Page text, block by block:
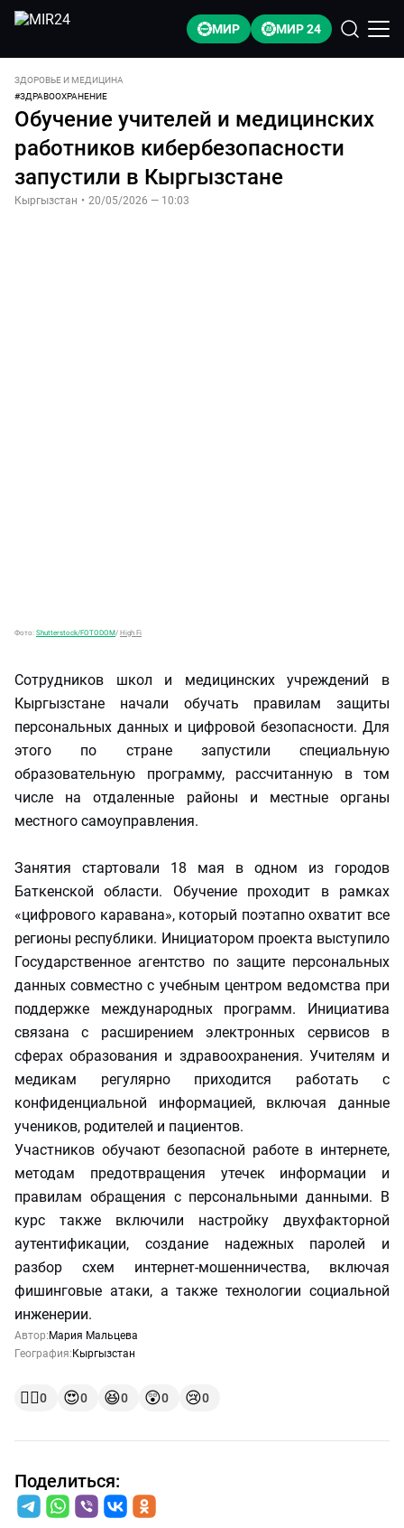
МИР МИР 24
ЗДОРОВЬЕ И МЕДИЦИНА
#ЗДРАВООХРАНЕНИЕ
Обучение учителей и медицинских
работников кибербезопасности
запустили в Кыргызстане
Кыргызстан • 20/05/2026 — 10:03
Фото: Shutterstock/FOTODOM/ High Fi
Сотрудников школ и медицинских учреждений в
Кыргызстане начали обучать правилам защиты
персональных данных и цифровой безопасности. Для
этого по стране запустили специальную
образовательную программу, рассчитанную в том
числе на отдаленные районы и местные органы
местного самоуправления.
Занятия стартовали 18 мая в одном из городов
Баткенской области. Обучение проходит в рамках
«цифрового каравана», который поэтапно охватит все
регионы республики. Инициатором проекта выступило
Государственное агентство по защите персональных
данных совместно с учебным центром ведомства при
поддержке международных программ. Инициатива
связана с расширением электронных сервисов в
сферах образования и здравоохранения. Учителям и
медикам регулярно приходится работать с
конфиденциальной информацией, включая данные
учеников, родителей и пациентов.
Участников обучают безопасной работе в интернете,
методам предотвращения утечек информации и
правилам обращения с персональными данными. В
курс также включили настройку двухфакторной
аутентификации, создание надежных паролей и
разбор схем интернет-мошенничества, включая
фишинговые атаки, а также технологии социальной
инженерии.
Автор: Мария Мальцева
География: Кыргызстан
👍🏻0 😍0 😆0 😲0 😢0
Поделиться: